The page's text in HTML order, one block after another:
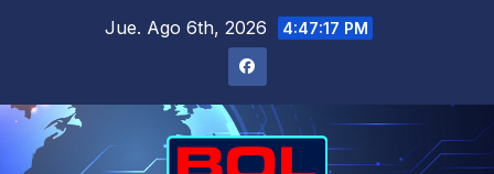
Jue. Ago 6th, 2026 4:47:17 PM